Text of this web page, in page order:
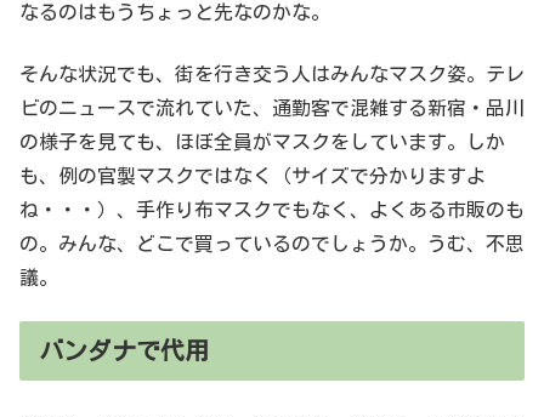
なるのはもうちょっと先なのかな。
そんな状況でも、街を行き交う人はみんなマスク姿。テレ
ビのニュースで流れていた、通勤客で混雑する新宿・品川
の様子を見ても、ほぼ全員がマスクをしています。しか
も、例の官製マスクではなく（サイズで分かりますよ
ね・・・）、手作り布マスクでもなく、よくある市販のも
の。みんな、どこで買っているのでしょうか。うむ、不思
議。
バンダナで代用